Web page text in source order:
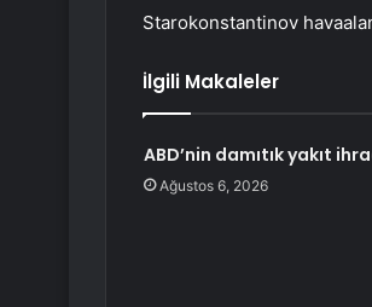
Starokonstantinov
İlgili Makaleler
ABD’nin damıtık yakıt
Ağustos 6, 2026